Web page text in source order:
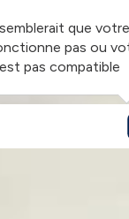
que
pas ou
pas compatible